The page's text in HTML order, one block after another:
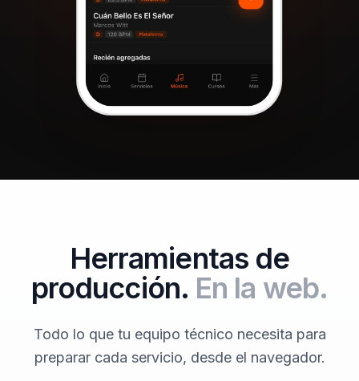
Herramientas de
producción. En la web.
Todo lo que tu equipo técnico necesita para
preparar cada servicio, desde el navegador.